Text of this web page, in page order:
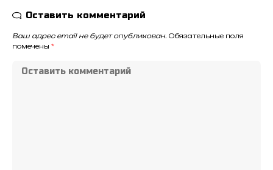
Оставить комментарий
Ваш адрес email не будет опубликован. Обязательные поля
помечены *